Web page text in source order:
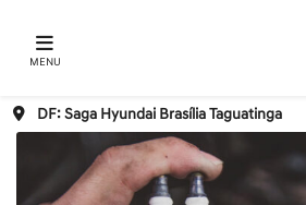
MENU
DF: Saga Hyundai Brasília Taguatinga